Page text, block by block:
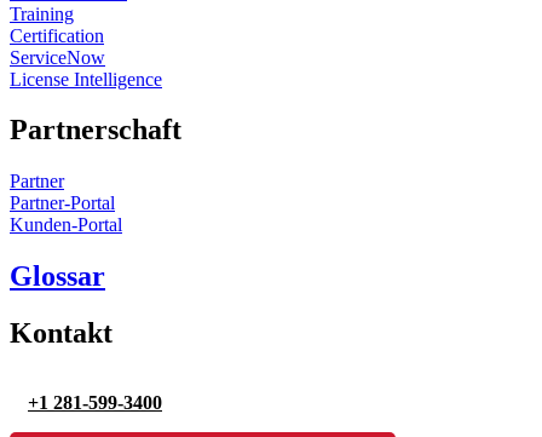
Training
Certification
ServiceNow
License Intelligence
Partnerschaft
Partner
Partner-Portal
Kunden-Portal
Glossar
Kontakt
+1 281-599-3400